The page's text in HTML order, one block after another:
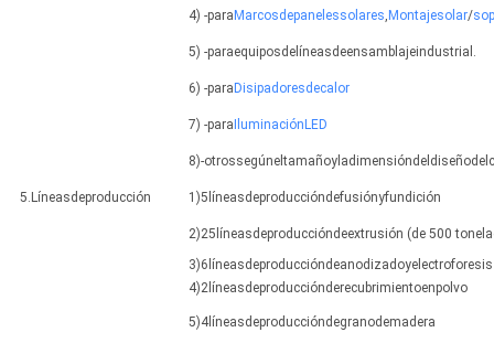
4) -para Marcosdepanelessolares, Montajesolar/
5) -paraequiposdelíneasdeensamblajeindustrial.
6) -para Disipadoresdecalor
7) -para IluminaciónLED
8)-
5.Líneasdeproducción 1)5líneasdeproduccióndefusiónyfundición
2)25líneasdeproduccióndeextrusión (de 500
3)6líneasdeproduccióndeanodizadoyelectroforesis
4)2líneasdeproducciónderecubrimientoenpolvo
5)4líneasdeproduccióndegranodemadera